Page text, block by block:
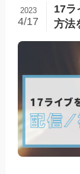
17ラ
方法
2023
4/17